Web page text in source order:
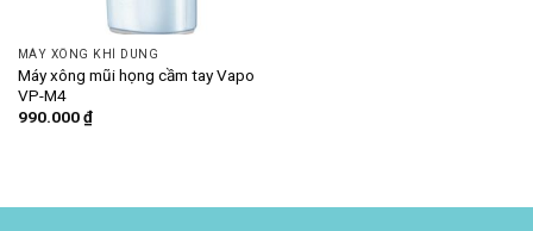
MÁY XÔNG KHÍ DUNG
Máy xông mũi họng cầm tay Vapo
VP-M4
990.000₫